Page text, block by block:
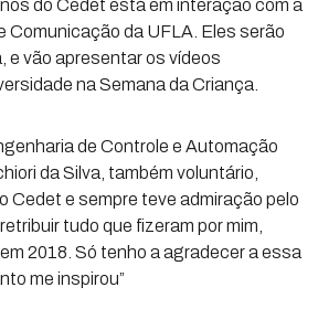
do Cedet está em interação com a
Comunicação da UFLA. Eles serão
e vão apresentar os vídeos
na Semana da Criança.
de Controle e Automação
da Silva, também voluntário,
Cedet e sempre teve admiração pelo
tudo que fizeram por mim,
2018. Só tenho a agradecer a essa
me inspirou”